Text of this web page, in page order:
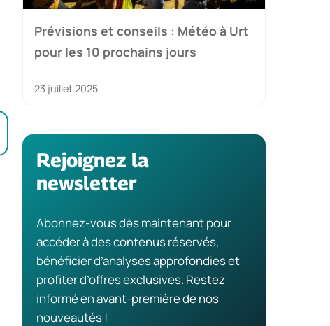
Prévisions et conseils : Météo à Urt
pour les 10 prochains jours
23 juillet 2025
Rejoignez la
newsletter
Abonnez-vous dès maintenant pour
accéder à des contenus réservés,
bénéficier d’analyses approfondies et
profiter d’offres exclusives. Restez
informé en avant-première de nos
nouveautés !